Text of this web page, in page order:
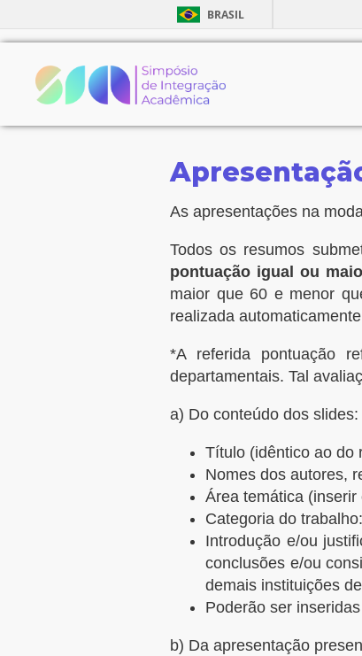
BRASIL
As apresentações na
Todos os resumos
pontuação igual ou
maior que 60 e menor
realizada
*A referida pontuação
departamentais. Tal
a) Do conteúdo dos
Título (idêntico ao do
Nomes dos autores,
Área temática
Categoria do
Introdução e/ou
conclusões e/ou
demais instituições
Poderão ser
b) Da apresentação